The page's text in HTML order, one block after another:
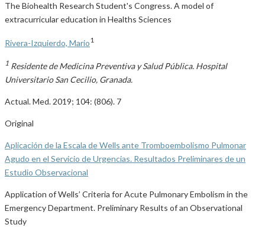
The Biohealth Research Student's Congress. A model of
extracurricular education in Healths Sciences
Rivera-Izquierdo, Mario1
1 Residente de Medicina Preventiva y Salud Pública. Hospital
Universitario San Cecilio, Granada.
Actual. Med. 2019; 104: (806). 7
Original
Aplicación de la Escala de Wells ante Tromboembolismo Pulmonar
Agudo en el Servicio de Urgencias. Resultados Preliminares de un
Estudio Observacional
Application of Wells’ Criteria for Acute Pulmonary Embolism in the
Emergency Department. Preliminary Results of an Observational
Study